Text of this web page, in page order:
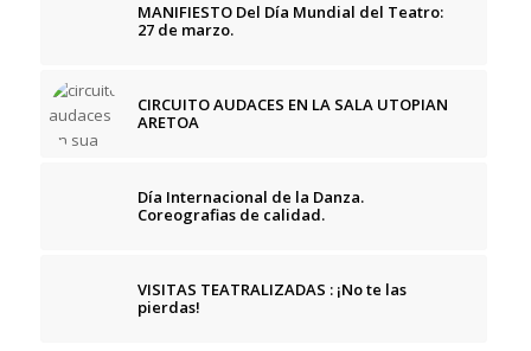
MANIFIESTO Del Día Mundial del Teatro:
27 de marzo.
CIRCUITO AUDACES EN LA SALA UTOPIAN
ARETOA
Día Internacional de la Danza.
Coreografias de calidad.
VISITAS TEATRALIZADAS : ¡No te las
pierdas!